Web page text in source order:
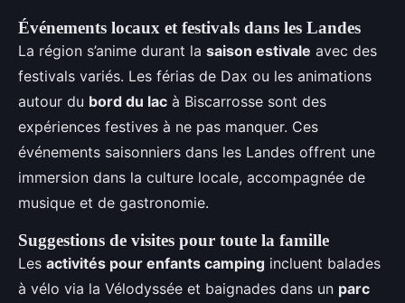
Événements locaux et festivals dans les Landes
La région s’anime durant la saison estivale avec des
festivals variés. Les férias de Dax ou les animations
autour du bord du lac à Biscarrosse sont des
expériences festives à ne pas manquer. Ces
événements saisonniers dans les Landes offrent une
immersion dans la culture locale, accompagnée de
musique et de gastronomie.
Suggestions de visites pour toute la famille
Les activités pour enfants camping incluent balades
à vélo via la Vélodyssée et baignades dans un parc